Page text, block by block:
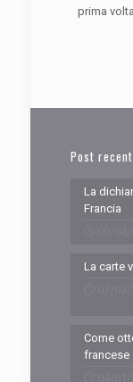
prima
Post
La
Francia
La carte
Come
francese